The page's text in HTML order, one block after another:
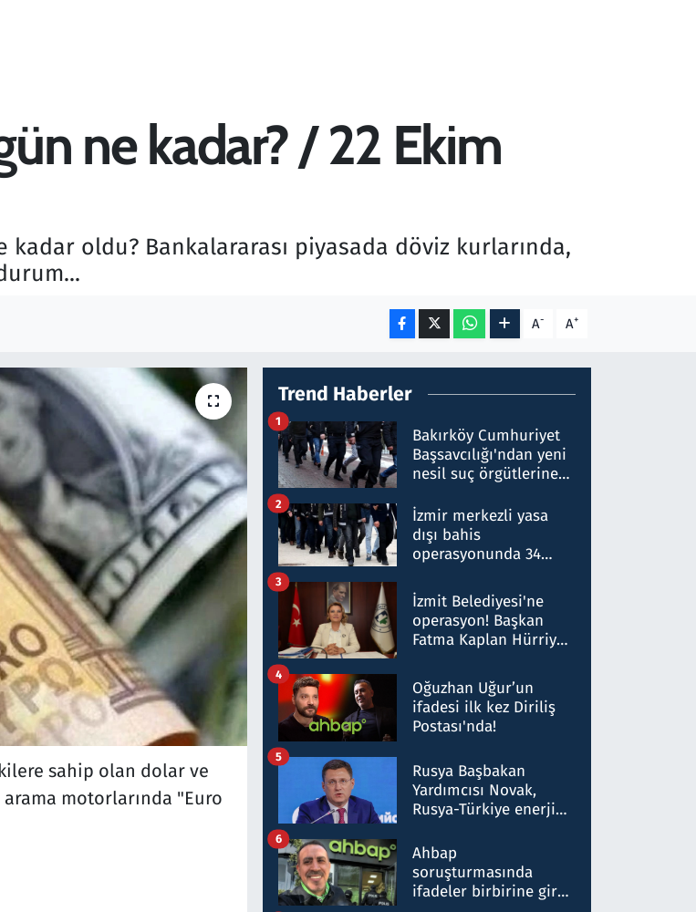
ne kadar? / 22 Ekim
oldu? Bankalararası piyasada döviz kurlarında,
A- A+
sahip olan dolar ve
motorlarında "Euro
Trend Haberler
Bakırköy Cumhuriyet
Başsavcılığı'ndan yeni
nesil suç örgütlerine
hakkında gözaltı kararı
1
İzmir merkezli yasa
dışı bahis
operasyonunda 34
Milyar liralık para
trafiği tespit edildi
2
İzmit Belediyesi'ne
operasyon! Başkan
Fatma Kaplan Hürriyet
3
Oğuzhan Uğur’un
ifadesi ilk kez Diriliş
Postası'nda!
4
Rusya Başbakan
Yardımcısı Novak,
Rusya-Türkiye enerji
nitelikte olduğunu
belirtti
5
Ahbap
soruşturmasında
ifadeler birbirine girdi:
6